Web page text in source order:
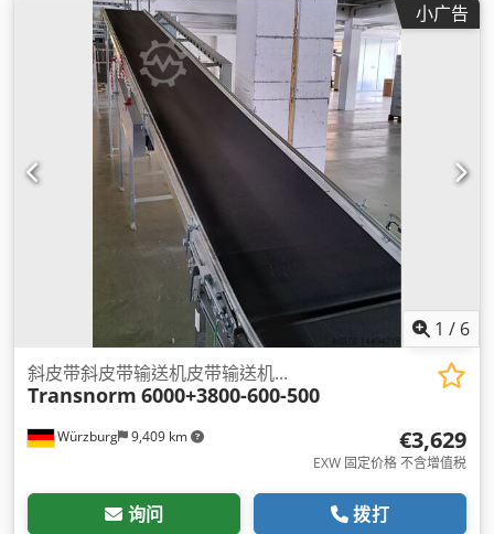
小广告
1 / 6
Würzburg 9,409 km
斜皮带斜皮带输送机皮带输送机...
Transnorm 6000+3800-600-500
€3,629
EXW 固定价格 不含增值税
询问 拨打